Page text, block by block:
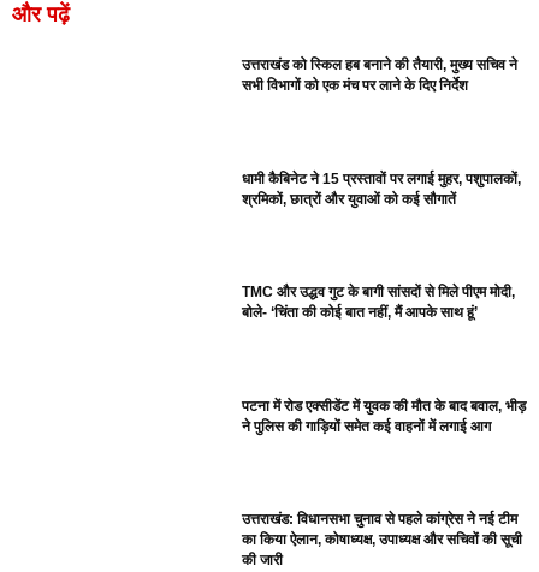
और पढ़ें
उत्तराखंड को स्किल हब बनाने की तैयारी, मुख्य सचिव ने
सभी विभागों को एक मंच पर लाने के दिए निर्देश
धामी कैबिनेट ने 15 प्रस्तावों पर लगाई मुहर, पशुपालकों,
श्रमिकों, छात्रों और युवाओं को कई सौगातें
TMC और उद्धव गुट के बागी सांसदों से मिले पीएम मोदी,
बोले- ‘चिंता की कोई बात नहीं, मैं आपके साथ हूं’
पटना में रोड एक्सीडेंट में युवक की मौत के बाद बवाल, भीड़
ने पुलिस की गाड़ियों समेत कई वाहनों में लगाई आग
उत्तराखंड: विधानसभा चुनाव से पहले कांग्रेस ने नई टीम
का किया ऐलान, कोषाध्यक्ष, उपाध्यक्ष और सचिवों की सूची
की जारी